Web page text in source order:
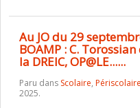
Au JO du 29
BOAMP : C.
la DREIC, OP@LE......
Paru dans Scolaire, Périscolaire
2025.